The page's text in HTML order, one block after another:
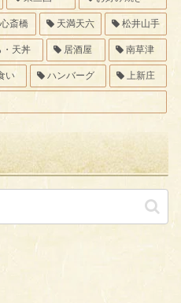
心斎橋 天満天六 松井山手
天丼 居酒屋 南草津
い ハンバーグ 上新庄